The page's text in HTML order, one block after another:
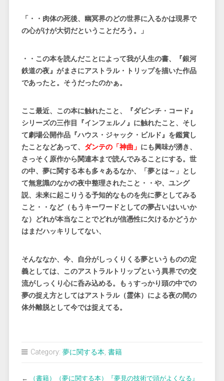
「・・肉体の死後、幽冥界のどの世界に入るかは現界で
の心がけが大切だということだろう。」
・・この本を読んだことによって我が人生の書、『銀河
鉄道の夜』がまさにアストラル・トリップを描いた作品
であったと。そうだったのかぁ。
ここ最近、この本に触れたこと、『ダビンチ・コード』
シリーズの三作目『インフェルノ』に触れたこと、そし
て劇場公開作品『ハウス・ジャック・ビルド』を鑑賞し
たことなどあって、 ダンテの「神曲」 にも興味が湧き、
さっそく原作から関連本まで読んでみることにする。世
の中、夢に関する本も多々あるなか、「夢とは～」とし
て無意識のなかの夜中整理されたこと・・や、ユング
説、未来に起こりうる予知的なものを先に夢としてみる
こと・・など（もうキーワードとしての夢占いはいいか
な）どれが本当なことでどれが信憑性に欠けるかどうか
はまだハッキリしてない、
そんななか、今、自分がしっくりくる夢というものの定
義としては、このアストラルトリップという異界での交
流がしっくり心に呑み込める。もぅすっかり頭の中での
夢の捉え方としてはアストラル（霊体）による夜の間の
体外離脱として今では捉えてる。
Category: 夢に関する本, 書籍
← （書籍）（夢に関する本）『夢見の技術で頭がよくなる』